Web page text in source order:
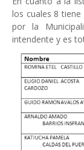
los cuales 8
por la
intendente y es